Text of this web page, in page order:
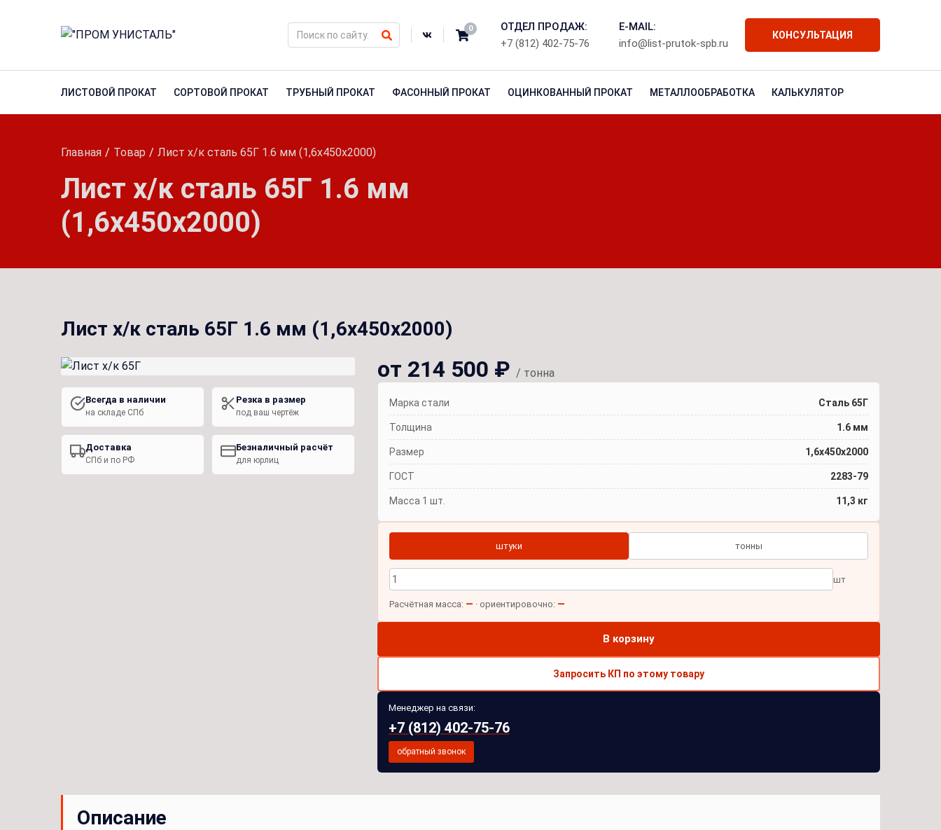
0
КОНСУЛЬТАЦИЯ
ОТДЕЛ ПРОДАЖ:
+7 (812) 402-75-76
E-MAIL:
info@list-prutok-spb.ru
ЛИСТОВОЙ ПРОКАТ СОРТОВОЙ ПРОКАТ ТРУБНЫЙ ПРОКАТ ФАСОННЫЙ ПРОКАТ ОЦИНКОВАННЫЙ ПРОКАТ МЕТАЛЛООБРАБОТКА КАЛЬКУЛЯТОР
Главная Товар Лист х/к сталь 65Г 1.6 мм (1,6х450х2000)
Лист х/к сталь 65Г 1.6 мм
(1,6х450х2000)
Лист х/к сталь 65Г 1.6 мм (1,6х450х2000)
Всегда в наличии
на складе СПб
Резка в размер
под ваш чертёж
Доставка
СПб и по РФ
Безналичный расчёт
для юрлиц
от 214 500 ₽ / тонна
Марка стали Сталь 65Г
Толщина 1.6 мм
Размер 1,6х450х2000
ГОСТ 2283-79
Масса 1 шт. 11,3 кг
штуки тонны
шт
Расчётная масса: — · ориентировочно: —
В корзину
Запросить КП по этому товару
Менеджер на связи:
+7 (812) 402-75-76
обратный звонок
Описание